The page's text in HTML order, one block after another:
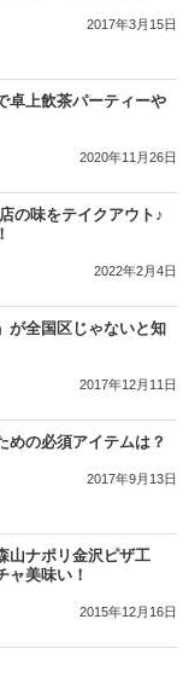
2017年3月15日
卓上飲茶パーティーや
2020年11月26日
の味をテイクアウト♪
2022年2月4日
が全国区じゃないと知
2017年12月11日
めの必須アイテムは？
2017年9月13日
山ナポリ金沢ピザ工
ャ美味い！
2015年12月16日